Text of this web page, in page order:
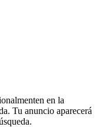
en la
Tu anuncio aparecerá